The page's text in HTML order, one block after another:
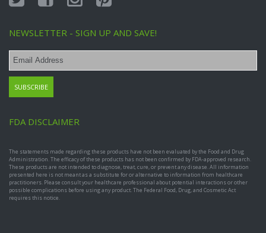
NEWSLETTER - SIGN UP AND SAVE!
FDA DISCLAIMER
The statements made regarding these products have not been evaluated by the Food and Drug
Administration. The efficacy of these products has not been confirmed by FDA-approved research.
These products are not intended to diagnose, treat, cure, or prevent any disease. All information
presented here is not meant as a substitute for or alternative to information from healthcare
practitioners. Please consult your healthcare professional about potential interactions or other
possible complications before using any product. The Federal Food, Drug, and Cosmetic Act
requires this notice.